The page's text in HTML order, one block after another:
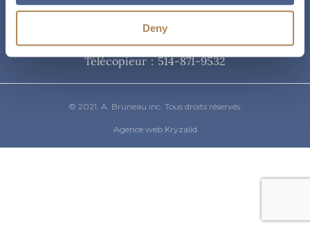
Deny
Téléphone
514-871-9821/ 1-800-361-8487
Télécopieur : 514-871-9532
© 2021. A. Bruneau inc. Tous droits réservés.
Agence web Kryzalid